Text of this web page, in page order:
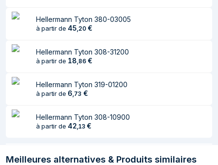
Hellermann Tyton 380-03005
à partir de 45 20 €
Hellermann Tyton 308-31200
à partir de 18 86 €
Hellermann Tyton 319-01200
à partir de 6 73 €
Hellermann Tyton 308-10900
à partir de 42 13 €
Meilleures alternatives & Produits similaires